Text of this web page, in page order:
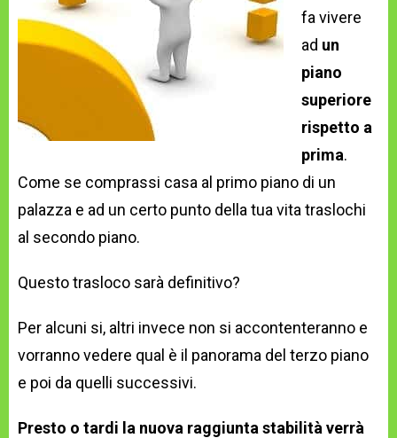
fa vivere
ad un
piano
superiore
rispetto a
prima.
Come se comprassi casa al primo piano di un
palazza e ad un certo punto della tua vita traslochi
al secondo piano.
Questo trasloco sarà definitivo?
Per alcuni si, altri invece non si accontenteranno e
vorranno vedere qual è il panorama del terzo piano
e poi da quelli successivi.
Presto o tardi la nuova raggiunta stabilità verrà